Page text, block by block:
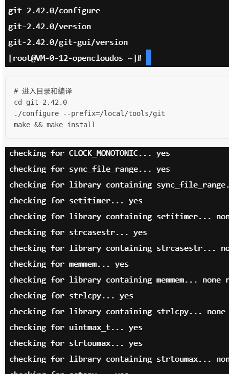
# 进入目录和编译
cd git-2.42.0
./configure --prefix=/local/tools/git
make && make install